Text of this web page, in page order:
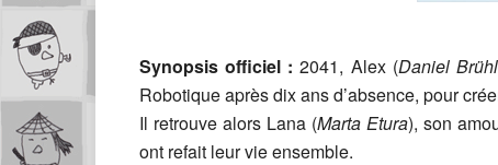
Synopsis officiel : 2041, Alex (Daniel Brühl
Robotique après dix ans d’absence, pour
Il retrouve alors Lana (Marta Etura), son
ont refait leur vie ensemble.